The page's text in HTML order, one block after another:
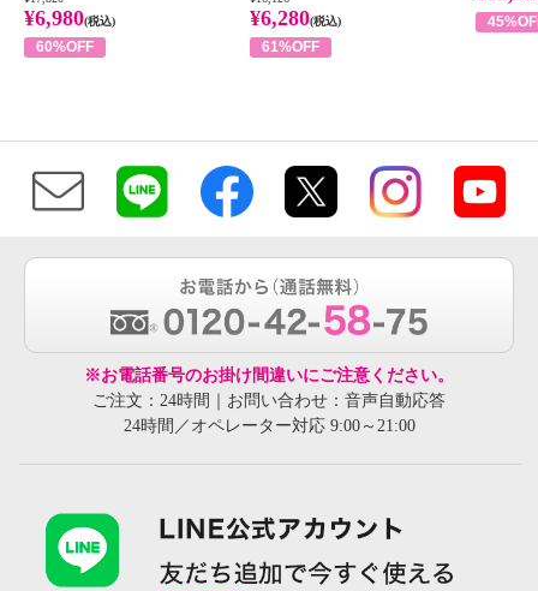
¥6,980(税込)
60%OFF
¥6,280(税込)
61%OFF
※お電話番号のお掛け間違いにご注意ください。
ご注文：24時間｜お問い合わせ：音声自動応答
24時間／オペレーター対応 9:00～21:00